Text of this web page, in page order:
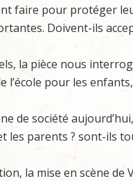
faire pour protéger
Doivent-ils
la pièce nous
l’école pour les
de société
les parents ? sont-ils
la mise en scène